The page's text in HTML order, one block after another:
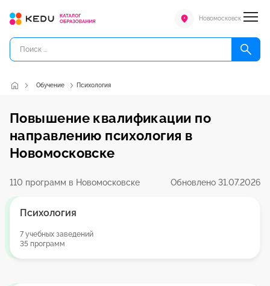
Новомосковск
Обучение Психология
Повышение квалификации по
направлению психология в
Новомосковске
110 программ в Новомосковске Обновлено 31.07.2026
Психология
7 учебных заведений
35 программ